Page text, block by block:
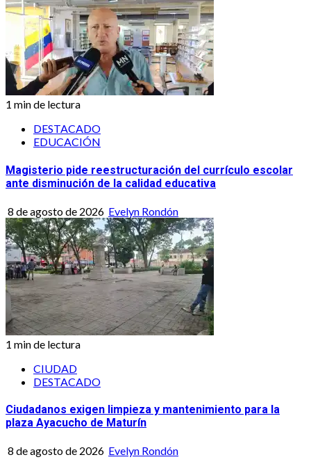
1 min de lectura
DESTACADO
EDUCACIÓN
Magisterio pide reestructuración del currículo escolar
ante disminución de la calidad educativa
8 de agosto de 2026 Evelyn Rondón
1 min de lectura
CIUDAD
DESTACADO
Ciudadanos exigen limpieza y mantenimiento para la
plaza Ayacucho de Maturín
8 de agosto de 2026 Evelyn Rondón